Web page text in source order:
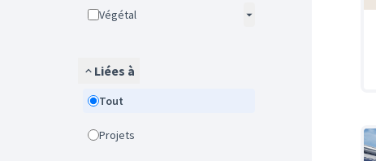
Végétal
Liées à
Tout
Projets